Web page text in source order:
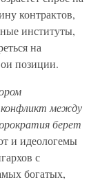
контрактов,
институты,
на
позиции.
конфликт между
берет
и идеологемы
с
богатых,